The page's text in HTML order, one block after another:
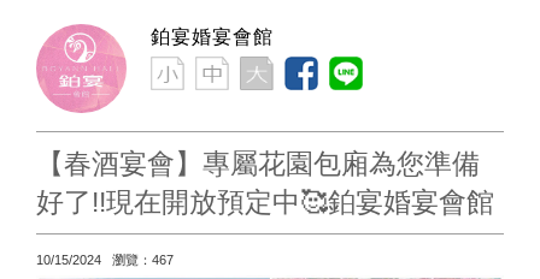
鉑宴婚宴會館
【春酒宴會】專屬花園包廂為您準備
好了!!現在開放預定中🥰鉑宴婚宴會館
10/15/2024 瀏覽：467